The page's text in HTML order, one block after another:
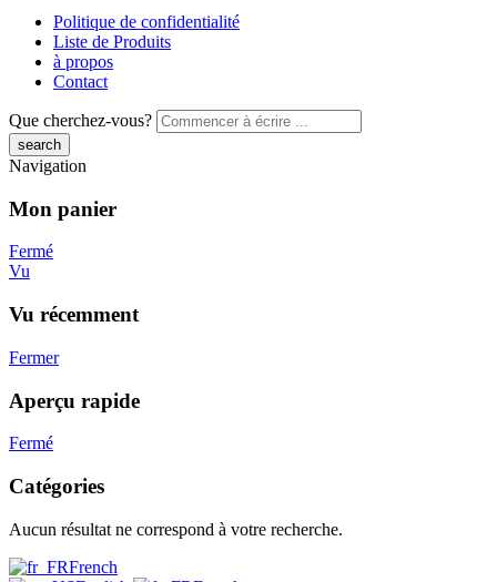
Politique de confidentialité
Liste de Produits
à propos
Contact
Que cherchez-vous?
Navigation
Mon panier
Fermé
Vu
Vu récemment
Fermer
Aperçu rapide
Fermé
Catégories
Aucun résultat ne correspond à votre recherche.
French